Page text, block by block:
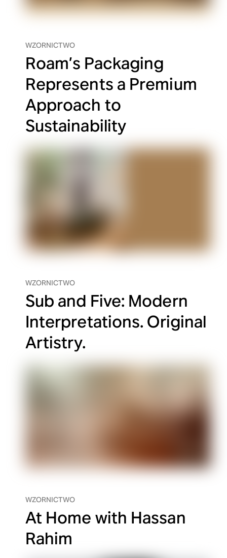
WZORNICTWO
Roam’s Packaging
Represents a Premium
Approach to
Sustainability
WZORNICTWO
Sub and Five: Modern
Interpretations. Original
Artistry.
WZORNICTWO
At Home with Hassan
Rahim